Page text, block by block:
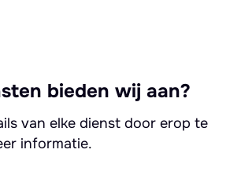
bieden wij aan?
van elke dienst door erop te
informatie.